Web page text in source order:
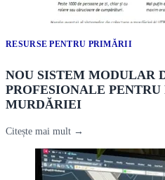
RESURSE PENTRU PRIMĂRII
NOU SISTEM MODULAR
PROFESIONALE
MURDĂRIEI
Citește mai mult →